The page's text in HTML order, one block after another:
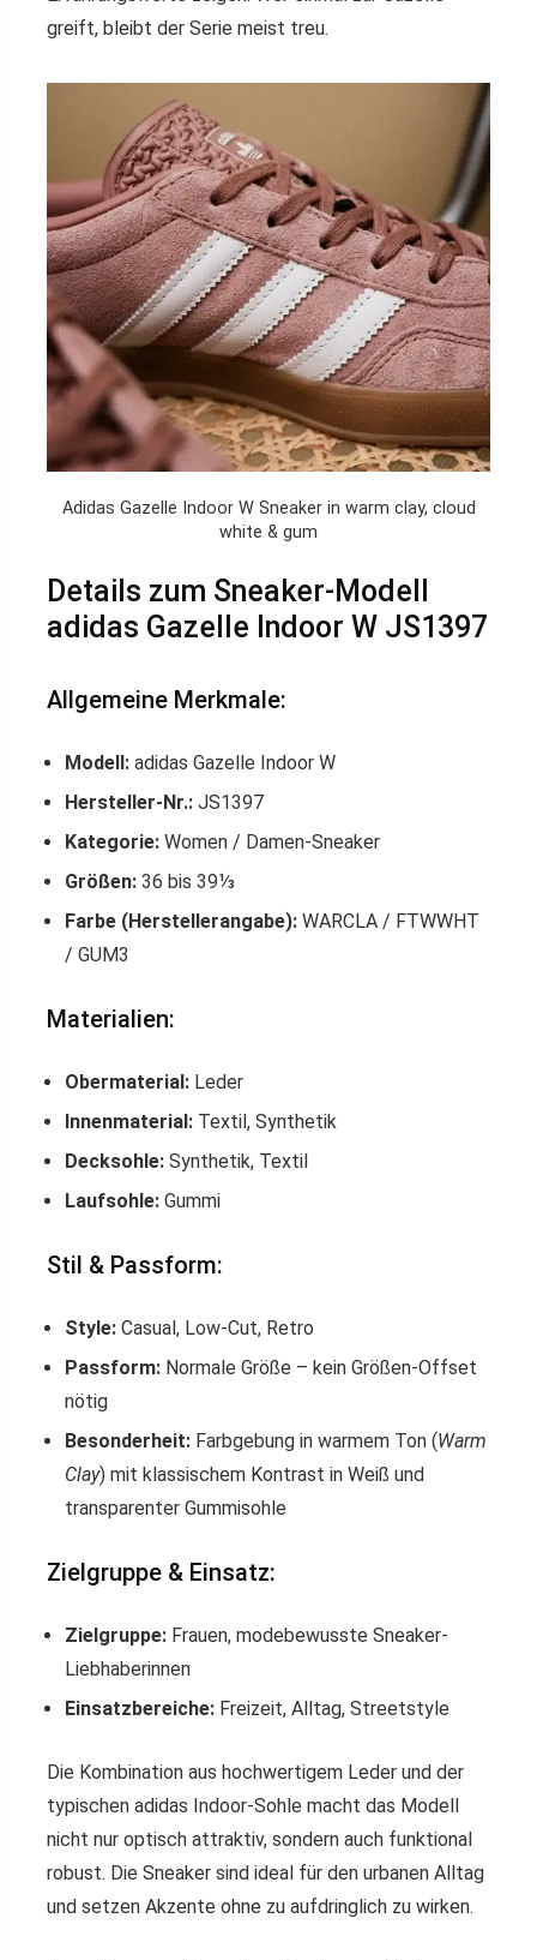
greift, bleibt der Serie meist treu.
Adidas Gazelle Indoor W Sneaker in warm clay, cloud
white & gum
Details zum Sneaker-Modell
adidas Gazelle Indoor W JS1397
Allgemeine Merkmale:
Modell: adidas Gazelle Indoor W
Hersteller-Nr.: JS1397
Kategorie: Women / Damen-Sneaker
Größen: 36 bis 39⅓
Farbe (Herstellerangabe): WARCLA / FTWWHT
/ GUM3
Materialien:
Obermaterial: Leder
Innenmaterial: Textil, Synthetik
Decksohle: Synthetik, Textil
Laufsohle: Gummi
Stil & Passform:
Style: Casual, Low-Cut, Retro
Passform: Normale Größe – kein Größen-Offset
nötig
Besonderheit: Farbgebung in warmem Ton (Warm
Clay) mit klassischem Kontrast in Weiß und
transparenter Gummisohle
Zielgruppe & Einsatz:
Zielgruppe: Frauen, modebewusste Sneaker-
Liebhaberinnen
Einsatzbereiche: Freizeit, Alltag, Streetstyle
Die Kombination aus hochwertigem Leder und der
typischen adidas Indoor-Sohle macht das Modell
nicht nur optisch attraktiv, sondern auch funktional
robust. Die Sneaker sind ideal für den urbanen Alltag
und setzen Akzente ohne zu aufdringlich zu wirken.